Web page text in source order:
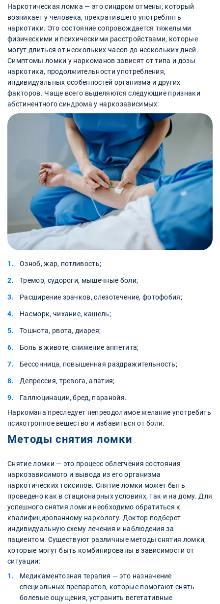
Наркотическая ломка — это синдром отмены, который
возникает у человека, прекратившего употреблять
наркотики. Это состояние сопровождается тяжелыми
физическими и психическими расстройствами, которые
могут длиться от нескольких часов до нескольких дней.
Симптомы ломки у наркоманов зависят от типа и дозы
наркотика, продолжительности употребления,
индивидуальных особенностей организма и других
факторов. Чаще всего выделяются следующие признаки
абстинентного синдрома у наркозависимых:
Озноб, жар, потливость;
Тремор, судороги, мышечные боли;
Расширение зрачков, слезотечение, фотофобия;
Насморк, чихание, кашель;
Тошнота, рвота, диарея;
Боль в животе, снижение аппетита;
Бессонница, повышенная раздражительность;
Депрессия, тревога, апатия;
Галлюцинации, бред, паранойя.
Наркомана преследует непреодолимое желание употребить
психотропное вещество и избавиться от боли.
Методы снятия ломки
Снятие ломки — это процесс облегчения состояния
наркозависимого и вывода из его организма
наркотических токсинов. Снятие ломки может быть
проведено как в стационарных условиях, так и на дому. Для
успешного снятия ломки необходимо обратиться к
квалифицированному наркологу. Доктор подберет
индивидуальную схему лечения и наблюдения за
пациентом. Существуют различные методы снятия ломки,
которые могут быть комбинированы в зависимости от
ситуации:
Медикаментозная терапия — это назначение
специальных препаратов, которые помогают снять
болевые ощущения, устранить вегетативные